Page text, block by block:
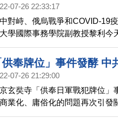
07-26 22:33:17
對峙、俄烏戰爭和COVID-19
學國際事務學院副教授黎利
制國家的利益，日本、加拿大
力，推進台灣等申請者的入會進
供奉牌位」事件發酵
07-26 21:29:00
玄奘寺「供奉日軍戰犯牌位」
業化、庸俗化的問題再次引發
常之處。來看報導：